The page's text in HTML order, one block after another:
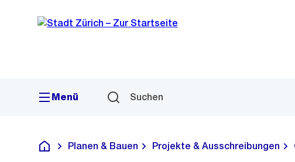
Navigation
Sprunglink
Menü Suchen
Deutsch
Planen & Bauen Projekte & Ausschreibungen